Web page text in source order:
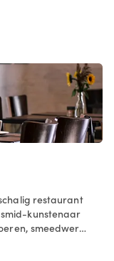
in een
restaurant
kunstenaar
smeedwerk
bereid met